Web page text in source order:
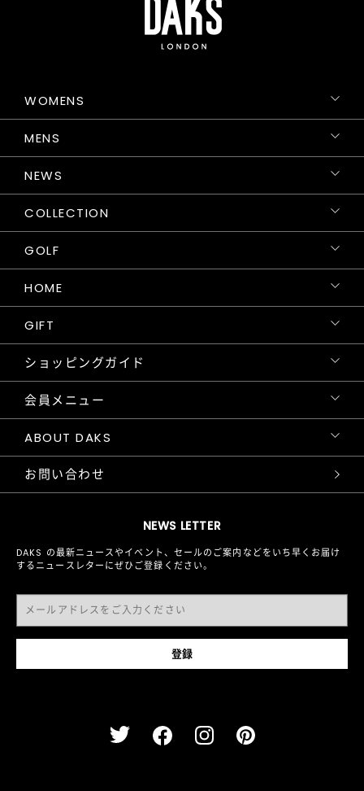
NEWS LETTER
DAKS の最新ニュースやイベント、セールのご案内などをいち早くお届け
するニュースレターにぜひご登録ください。
WOMENS
MENS
NEWS
COLLECTION
GOLF
HOME
GIFT
ショッピングガイド
会員メニュー
ABOUT DAKS
お問い合わせ